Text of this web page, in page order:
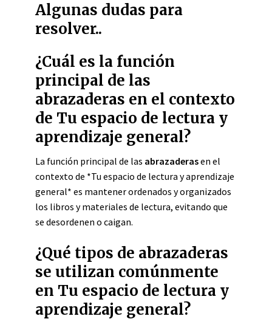
Algunas dudas para
resolver..
¿Cuál es la función
principal de las
abrazaderas en el contexto
de Tu espacio de lectura y
aprendizaje general?
La función principal de las abrazaderasen el
contexto de *Tu espacio de lectura y aprendizaje
general* es mantener ordenados y organizados
los libros y materiales de lectura, evitando que
se desordenen o caigan.
¿Qué tipos de abrazaderas
se utilizan comúnmente
en Tu espacio de lectura y
aprendizaje general?